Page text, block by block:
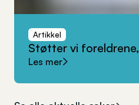
Artikkel
Støtter vi foreldrene,
Les mer